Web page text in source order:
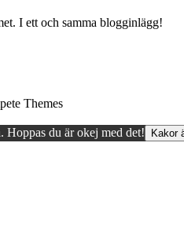
I ett och samma blogginlägg!
Themes
Hoppas du är okej med det! Kakor